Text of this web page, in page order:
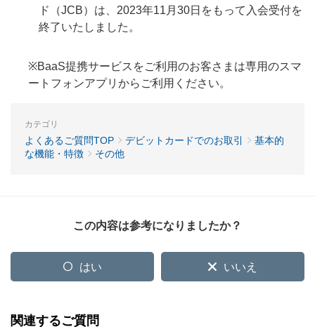
ド（JCB）は、2023年11月30日をもって入会受付を
終了いたしました。
※BaaS提携サービスをご利用のお客さまは専用のスマ
ートフォンアプリからご利用ください。
カテゴリ
よくあるご質問TOP デビットカードでのお取引
基本的
な機能・特徴
その他
この内容は参考になりましたか？
はい いいえ
関連するご質問